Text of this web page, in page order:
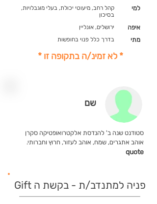
קהל רחב, מיעוטי יכולת, בעלי מוגבלויות,
בסיכון
למי
ירושלים, אונליין איפה
בדרך כלל פנוי בחופשות מתי
* לא זמינ/ה בתקופה זו *
שם
סטודנט שנה ב' להנדסת אלקטרואופטיקה סקרן
אוהב אתגרים, שמח, אוהב לעזור, חרוץ וחברותי.
quote
פניה למתנדב/ת - בקשת ה Gift